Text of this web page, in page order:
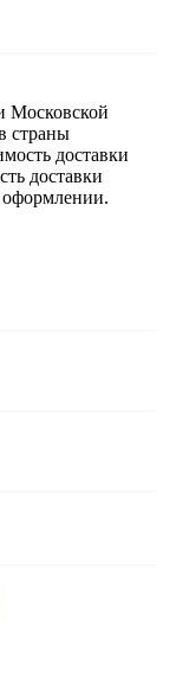
Московской
страны
доставки
доставки
оформлении.
при
и моделей